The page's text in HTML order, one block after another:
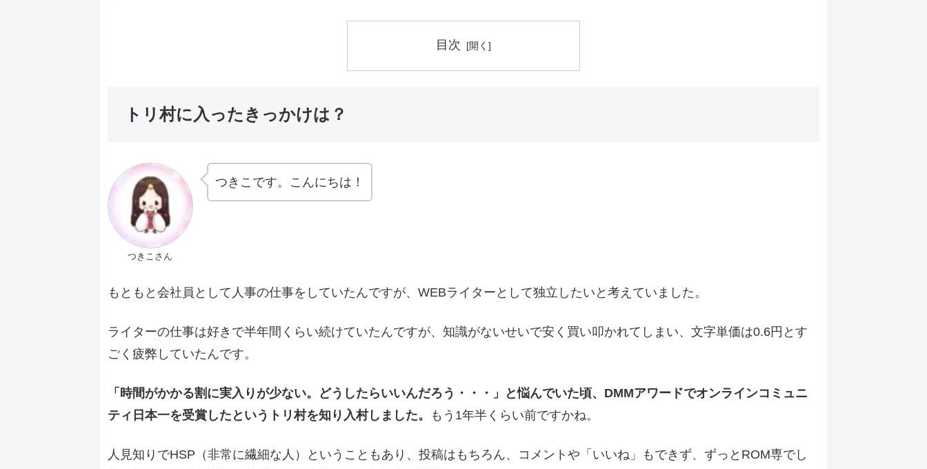
目次
トリ村に入ったきっかけは？
つきこさん
つきこです。こんにちは！
もともと会社員として人事の仕事をしていたんですが、WEBライターとして独立したいと考えていました。
ライターの仕事は好きで半年間くらい続けていたんですが、知識がないせいで安く買い叩かれてしまい、文字単価は0.6円とす
ごく疲弊していたんです。
「時間がかかる割に実入りが少ない。どうしたらいいんだろう・・・」と悩んでいた頃、DMMアワードでオンラインコミュニ
ティ日本一を受賞したというトリ村を知り入村しました。
もう1年半くらい前ですかね。
人見知りでHSP（非常に繊細な人）ということもあり、投稿はもちろん、コメントや「いいね」もできず、ずっとROM専でし